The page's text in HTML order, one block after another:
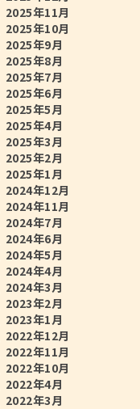
2025年11月
2025年10月
2025年9月
2025年8月
2025年7月
2025年6月
2025年5月
2025年4月
2025年3月
2025年2月
2025年1月
2024年12月
2024年11月
2024年7月
2024年6月
2024年5月
2024年4月
2024年3月
2023年2月
2023年1月
2022年12月
2022年11月
2022年10月
2022年4月
2022年3月